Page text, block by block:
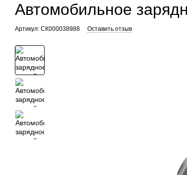
Автомобильное
Артикул: СК000038988 Оставить отзыв